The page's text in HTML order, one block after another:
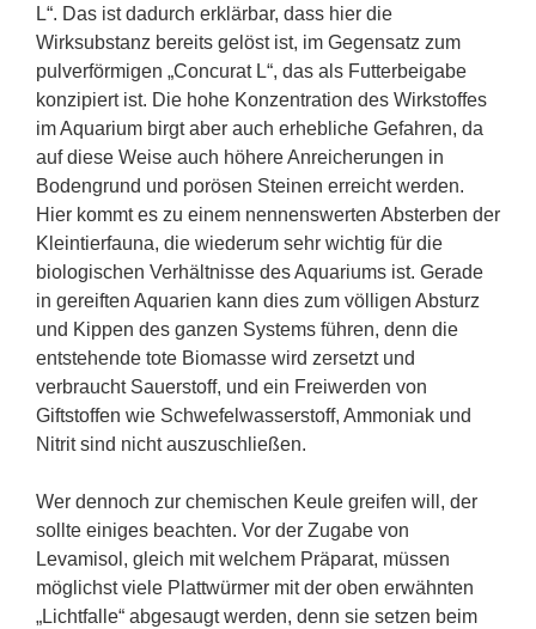
L“. Das ist dadurch erklärbar, dass hier die
Wirksubstanz bereits gelöst ist, im Gegensatz zum
pulverförmigen „Concurat L“, das als Futterbeigabe
konzipiert ist. Die hohe Konzentration des Wirkstoffes
im Aquarium birgt aber auch erhebliche Gefahren, da
auf diese Weise auch höhere Anreicherungen in
Bodengrund und porösen Steinen erreicht werden.
Hier kommt es zu einem nennenswerten Absterben der
Kleintierfauna, die wiederum sehr wichtig für die
biologischen Verhältnisse des Aquariums ist. Gerade
in gereiften Aquarien kann dies zum völligen Absturz
und Kippen des ganzen Systems führen, denn die
entstehende tote Biomasse wird zersetzt und
verbraucht Sauerstoff, und ein Freiwerden von
Giftstoffen wie Schwefelwasserstoff, Ammoniak und
Nitrit sind nicht auszuschließen.
Wer dennoch zur chemischen Keule greifen will, der
sollte einiges beachten. Vor der Zugabe von
Levamisol, gleich mit welchem Präparat, müssen
möglichst viele Plattwürmer mit der oben erwähnten
„Lichtfalle“ abgesaugt werden, denn sie setzen beim